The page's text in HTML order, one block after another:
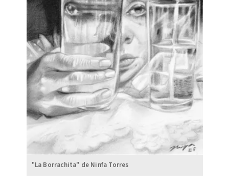
"La Borrachita" de Ninfa Torres